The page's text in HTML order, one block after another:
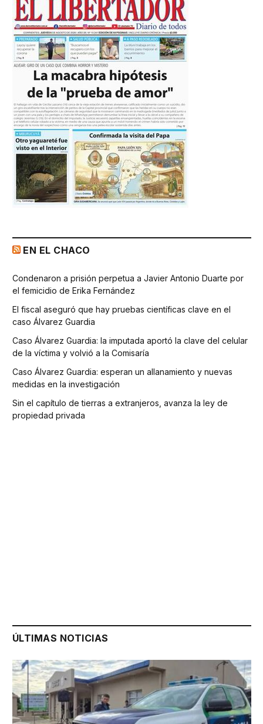
EN EL CHACO
Condenaron a prisión perpetua a Javier Antonio Duarte por
el femicidio de Erika Fernández
El fiscal aseguró que hay pruebas científicas clave en el
caso Álvarez Guardia
Caso Álvarez Guardia: la imputada aportó la clave del celular
de la víctima y volvió a la Comisaría
Caso Álvarez Guardia: esperan un allanamiento y nuevas
medidas en la investigación
Sin el capítulo de tierras a extranjeros, avanza la ley de
propiedad privada
ÚLTIMAS NOTICIAS